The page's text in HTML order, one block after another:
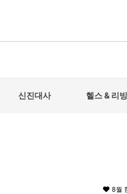
신진대사 헬스 & 리빙
8월